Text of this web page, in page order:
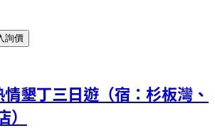
詢價
墾丁三日遊（宿：杉板灣、